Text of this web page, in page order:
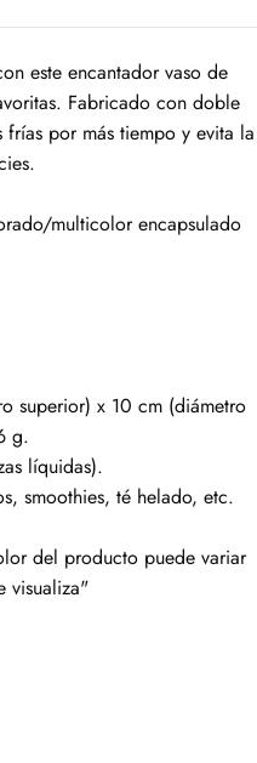
este encantador vaso de
Fabricado con doble
frías por más tiempo y evita la
multicolor encapsulado
superior) x 10 cm (diámetro
g.
líquidas).
smoothies, té helado, etc.
del producto puede variar
visualiza"